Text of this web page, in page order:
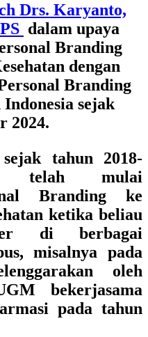
Drs. Karyanto,
dalam upaya
Branding
dengan
Branding
Indonesia sejak
2024.
tahun 2018-
telah mulai
Branding ke
ketika beliau
di berbagai
misalnya pada
oleh
bekerjasama
pada tahun